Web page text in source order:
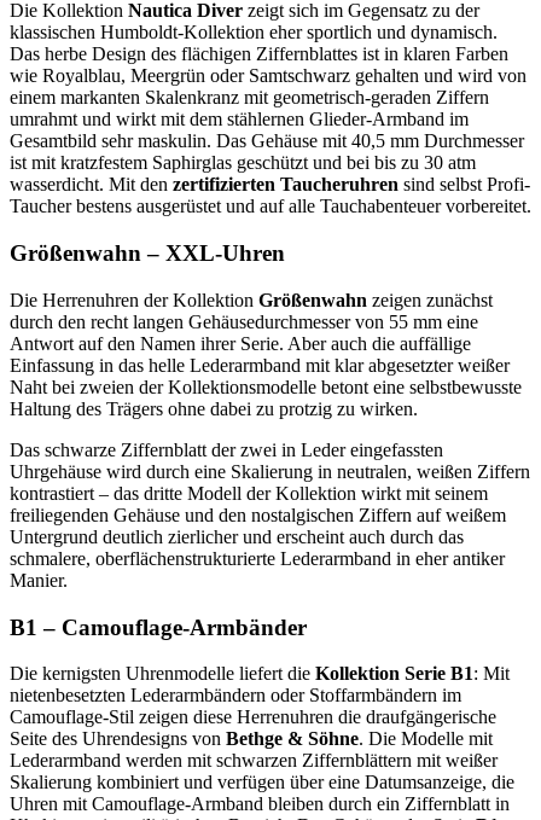
Die Kollektion Nautica Diver zeigt sich im Gegensatz zu der
klassischen Humboldt-Kollektion eher sportlich und dynamisch.
Das herbe Design des flächigen Ziffernblattes ist in klaren Farben
wie Royalblau, Meergrün oder Samtschwarz gehalten und wird von
einem markanten Skalenkranz mit geometrisch-geraden Ziffern
umrahmt und wirkt mit dem stählernen Glieder-Armband im
Gesamtbild sehr maskulin. Das Gehäuse mit 40,5 mm Durchmesser
ist mit kratzfestem Saphirglas geschützt und bei bis zu 30 atm
wasserdicht. Mit den zertifizierten Taucheruhren sind selbst Profi-
Taucher bestens ausgerüstet und auf alle Tauchabenteuer vorbereitet.
Größenwahn – XXL-Uhren
Die Herrenuhren der Kollektion Größenwahn zeigen zunächst
durch den recht langen Gehäusedurchmesser von 55 mm eine
Antwort auf den Namen ihrer Serie. Aber auch die auffällige
Einfassung in das helle Lederarmband mit klar abgesetzter weißer
Naht bei zweien der Kollektionsmodelle betont eine selbstbewusste
Haltung des Trägers ohne dabei zu protzig zu wirken.
Das schwarze Ziffernblatt der zwei in Leder eingefassten
Uhrgehäuse wird durch eine Skalierung in neutralen, weißen Ziffern
kontrastiert – das dritte Modell der Kollektion wirkt mit seinem
freiliegenden Gehäuse und den nostalgischen Ziffern auf weißem
Untergrund deutlich zierlicher und erscheint auch durch das
schmalere, oberflächenstrukturierte Lederarmband in eher antiker
Manier.
B1 – Camouflage-Armbänder
Die kernigsten Uhrenmodelle liefert die Kollektion Serie B1: Mit
nietenbesetzten Lederarmbändern oder Stoffarmbändern im
Camouflage-Stil zeigen diese Herrenuhren die draufgängerische
Seite des Uhrendesigns von Bethge & Söhne. Die Modelle mit
Lederarmband werden mit schwarzen Ziffernblättern mit weißer
Skalierung kombiniert und verfügen über eine Datumsanzeige, die
Uhren mit Camouflage-Armband bleiben durch ein Ziffernblatt in